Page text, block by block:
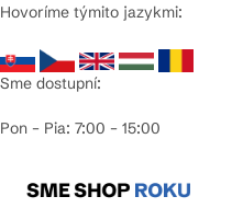
Hovoríme týmito jazykmi:
Sme dostupní:
Pon – Pia: 7:00 – 15:00